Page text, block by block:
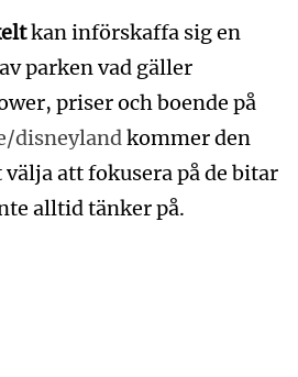
kan införskaffa sig en
parken vad gäller
priser och boende på
disneylandkommer den
att fokusera på de bitar
alltid tänker på.